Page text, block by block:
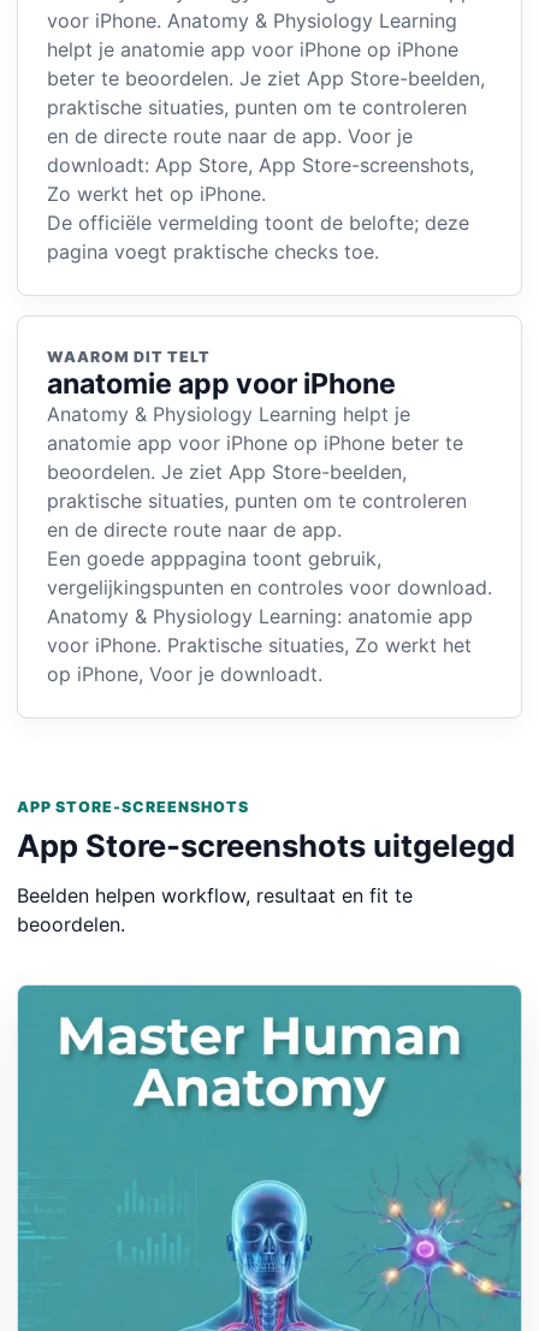
voor iPhone. Anatomy & Physiology Learning
helpt je anatomie app voor iPhone op iPhone
beter te beoordelen. Je ziet App Store-beelden,
praktische situaties, punten om te controleren
en de directe route naar de app. Voor je
downloadt: App Store, App Store-screenshots,
Zo werkt het op iPhone.
De officiële vermelding toont de belofte; deze
pagina voegt praktische checks toe.
WAAROM DIT TELT
anatomie app voor iPhone
Anatomy & Physiology Learning helpt je
anatomie app voor iPhone op iPhone beter te
beoordelen. Je ziet App Store-beelden,
praktische situaties, punten om te controleren
en de directe route naar de app.
Een goede apppagina toont gebruik,
vergelijkingspunten en controles voor download.
Anatomy & Physiology Learning: anatomie app
voor iPhone. Praktische situaties, Zo werkt het
op iPhone, Voor je downloadt.
APP STORE-SCREENSHOTS
App Store-screenshots uitgelegd
Beelden helpen workflow, resultaat en fit te
beoordelen.